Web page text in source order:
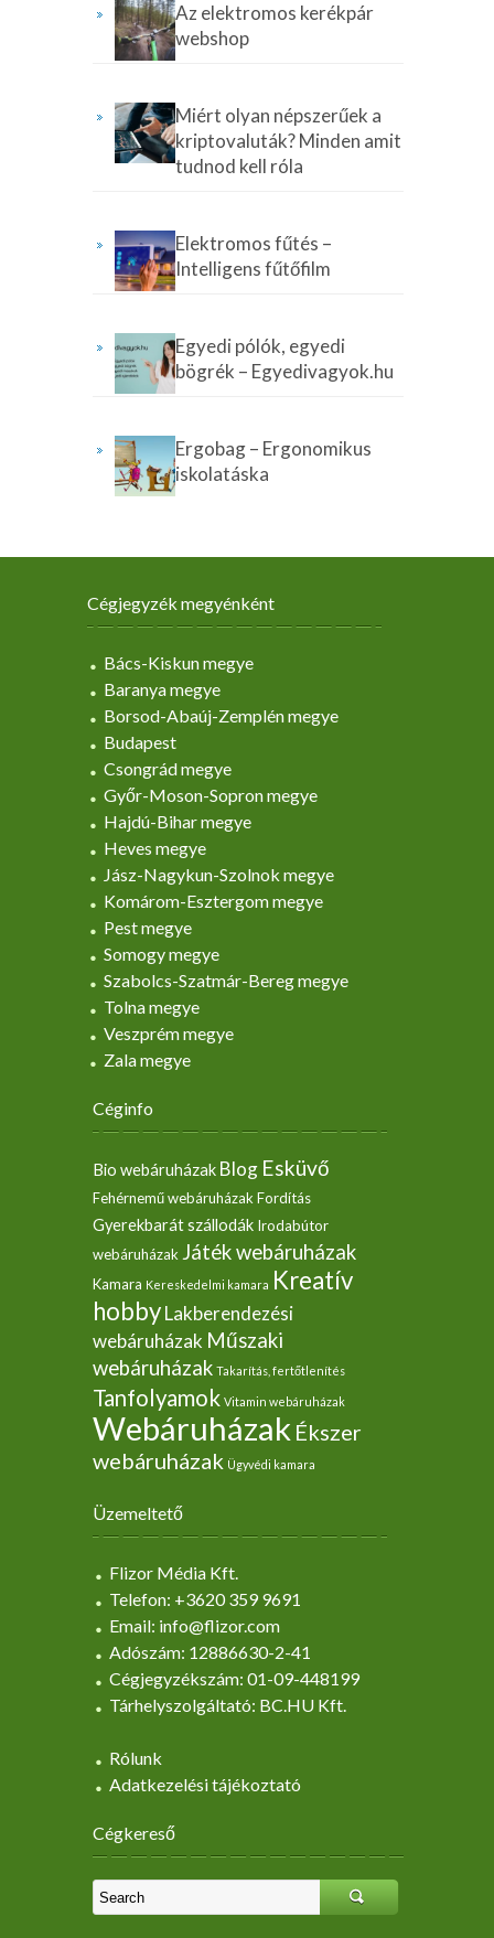
Az elektromos kerékpár
webshop
Miért olyan népszerűek a
kriptovaluták? Minden amit
tudnod kell róla
Elektromos fűtés –
Intelligens fűtőfilm
Egyedi pólók, egyedi
bögrék – Egyedivagyok.hu
Ergobag – Ergonomikus
iskolatáska
Cégjegyzék megyénként
Bács-Kiskun megye
Baranya megye
Borsod-Abaúj-Zemplén megye
Budapest
Csongrád megye
Győr-Moson-Sopron megye
Hajdú-Bihar megye
Heves megye
Jász-Nagykun-Szolnok megye
Komárom-Esztergom megye
Pest megye
Somogy megye
Szabolcs-Szatmár-Bereg megye
Tolna megye
Veszprém megye
Zala megye
Céginfo
Bio webáruházak Blog Esküvő
Fehérnemű webáruházak Fordítás
Gyerekbarát szállodák Irodabútor
webáruházak Játék webáruházak
Kamara Kereskedelmi kamara Kreatív
hobbyLakberendezési
webáruházak Műszaki
webáruházak Takarítás, fertőtlenítés
Tanfolyamok Vitamin webáruházak
Webáruházak Ékszer
webáruházak Ügyvédi kamara
Üzemeltető
Flizor Média Kft.
Telefon: +3620 359 9691
Email: info@flizor.com
Adószám: 12886630-2-41
Cégjegyzékszám: 01-09-448199
Tárhelyszolgáltató: BC.HU Kft.
Rólunk
Adatkezelési tájékoztató
Cégkereső